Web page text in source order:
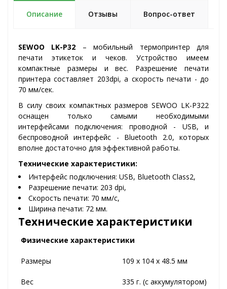
Описание Отзывы Вопрос-ответ
SEWOO LK-P32 – мобильный термопринтер для
печати этикеток и чеков. Устройство имеем
компактные размеры и вес. Разрешение печати
принтера составляет 203dpi, а скорость печати - до
70 мм/сек.
В силу своих компактных размеров SEWOO LK-P322
оснащен только самыми необходимыми
интерфейсами подключения: проводной - USB, и
беспроводной интерфейс - Bluetooth 2.0, которых
вполне достаточно для эффективной работы.
Технические характеристики:
Интерфейс подключения: USB, Bluetooth Class2,
Разрешение печати: 203 dpi,
Скорость печати: 70 мм/с,
Ширина печати: 72 мм.
Технические характеристики
Физические характеристики
Размеры 109 x 104 x 48.5 мм
Вес 335 г. (с аккумулятором)